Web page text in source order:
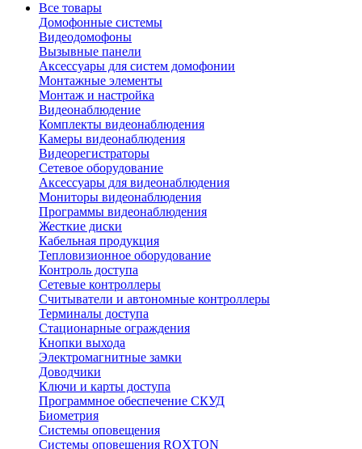
Все товары
Домофонные системы
Видеодомофоны
Вызывные панели
Аксессуары для систем домофонии
Монтажные элементы
Монтаж и настройка
Видеонаблюдение
Комплекты видеонаблюдения
Камеры видеонаблюдения
Видеорегистраторы
Сетевое оборудование
Аксессуары для видеонаблюдения
Мониторы видеонаблюдения
Программы видеонаблюдения
Жесткие диски
Кабельная продукция
Тепловизионное оборудование
Контроль доступа
Сетевые контроллеры
Считыватели и автономные контроллеры
Терминалы доступа
Стационарные ограждения
Кнопки выхода
Электромагнитные замки
Доводчики
Ключи и карты доступа
Программное обеспечение СКУД
Биометрия
Системы оповещения
Системы оповещения ROXTON